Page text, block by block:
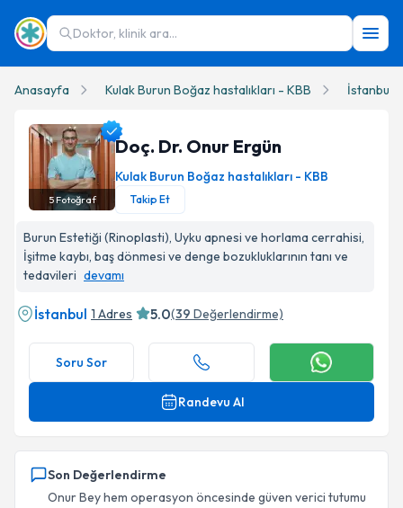
Doktor, klinik ara...
Anasayfa Kulak Burun Boğaz hastalıkları - KBB İstanbul
5Fotoğraf
Doç. Dr. Onur Ergün
Kulak Burun Boğaz hastalıkları - KBB
Takip Et
Burun Estetiği (Rinoplasti), Uyku apnesi ve horlama cerrahisi,
İşitme kaybı, baş dönmesi ve denge bozukluklarının tanı ve
tedavileri devamı
İstanbul 1 Adres 5.0(39 Değerlendirme)
Soru Sor
Randevu Al
Son Değerlendirme
Onur Bey hem operasyon öncesinde güven verici tutumu